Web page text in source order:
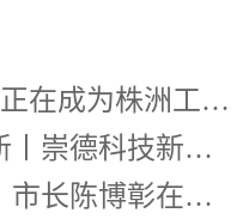
占比81.9%！园区正在成为株洲工业...
新质生产力在高新丨崇德科技新型...
长沙市委副书记、市长陈博彰在湖南...